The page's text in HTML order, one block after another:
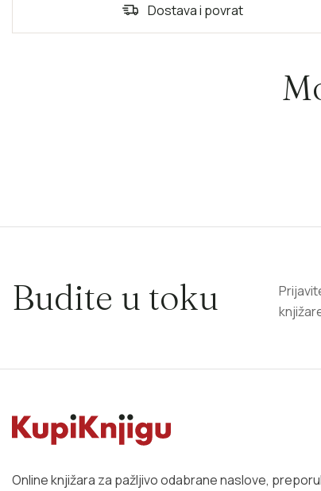
Dostava i povrat
Budite u toku
Online knjižara za pažljivo odabrane naslove,